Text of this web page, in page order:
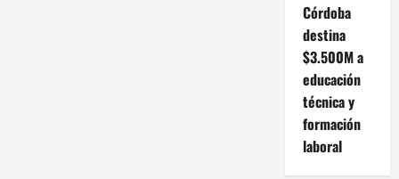
Córdoba
destina
$3.500M a
educación
técnica y
formación
laboral